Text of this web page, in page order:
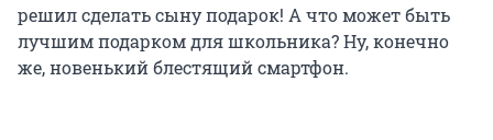
решил сделать сыну подарок! А что может быть
лучшим подарком для школьника? Ну, конечно
же, новенький блестящий смартфон.